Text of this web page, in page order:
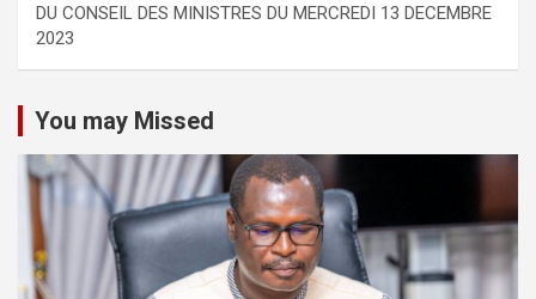
DU CONSEIL DES MINISTRES DU MERCREDI 13 DECEMBRE
2023
You may Missed